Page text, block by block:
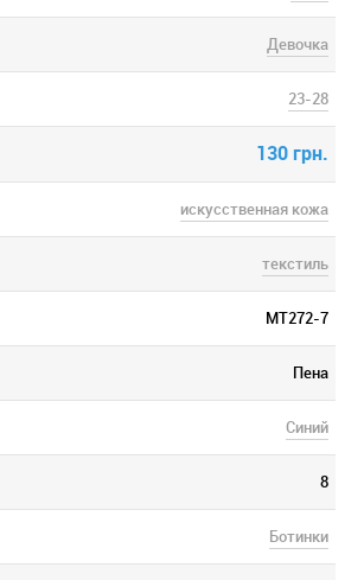
Девочка
23-28
130 грн.
искусственная кожа
текстиль
MT272-7
Пена
Синий
8
Ботинки